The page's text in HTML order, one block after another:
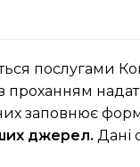
послугами
проханням
заповнює
джерел. Дані